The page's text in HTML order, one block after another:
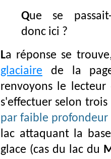
Que se passait-t-il
donc ici ?
La réponse se
glaciaire de la
renvoyons le
s'effectuer selon
par faible profondeur
lac attaquant la
glace (cas du lac du